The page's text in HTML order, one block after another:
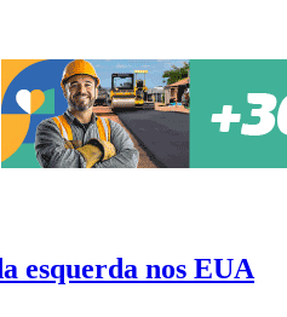
esquerda nos EUA